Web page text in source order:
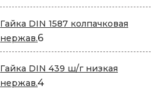
Гайка DIN 1587 колпачковая
нержав.66
товаров
Гайка DIN 439 ш/г низкая
нержав.44